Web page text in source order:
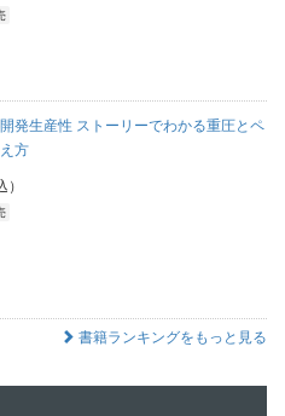
発生産性 ストーリーでわかる重圧とペ
方
書籍ランキングをもっと見る